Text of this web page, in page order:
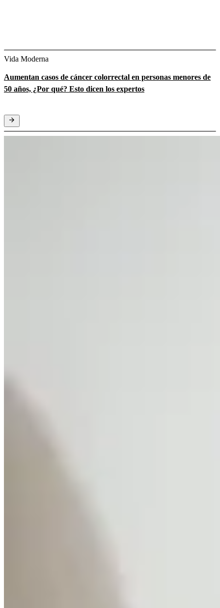
Vida Moderna
Aumentan casos de cáncer colorrectal en personas menores de
50 años, ¿Por qué? Esto dicen los expertos